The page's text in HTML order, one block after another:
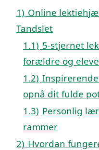
1) Online
Tandslet
1.1) 5-stjernet
forældre og
1.2)
opnå dit fulde
1.3) Personlig
rammer
2) Hvordan